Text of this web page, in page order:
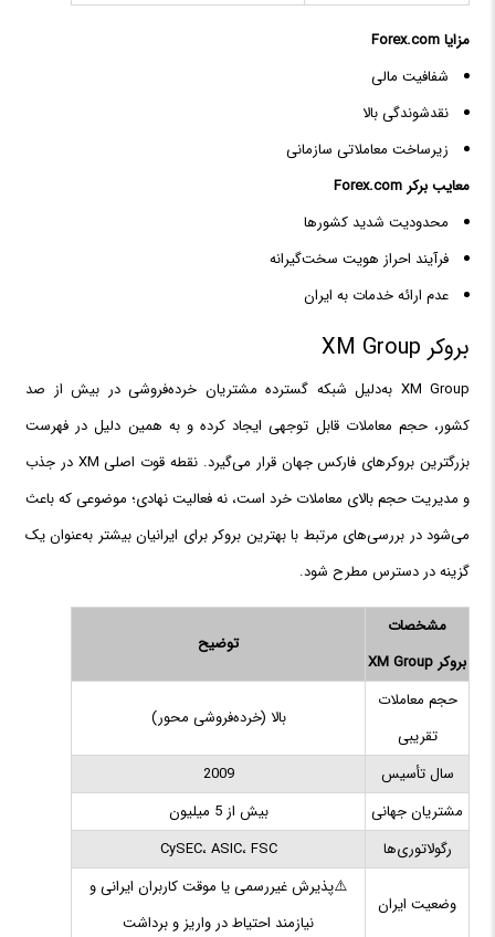
مزایا Forex.com
شفافیت مالی
نقدشوندگی بالا
زیرساخت معاملاتی سازمانی
معایب برکر Forex.com
محدودیت شدید کشورها
فرآیند احراز هویت سخت‌گیرانه
عدم ارائه خدمات به ایران
بروکر XM Group
XM Group به‌دلیل شبکه گسترده مشتریان خرده‌فروشی در بیش از صد
کشور، حجم معاملات قابل توجهی ایجاد کرده و به همین دلیل در فهرست
بزرگترین بروکرهای فارکس جهان قرار می‌گیرد. نقطه قوت اصلی XM در جذب
و مدیریت حجم بالای معاملات خرد است، نه فعالیت نهادی؛ موضوعی که باعث
می‌شود در بررسی‌های مرتبط با بهترین بروکر برای ایرانیان بیشتر به‌عنوان یک
گزینه در دسترس مطرح شود.
مشخصات
بروکر XM Group
توضیح
حجم معاملات
تقریبی
بالا (خرده‌فروشی محور)
سال تأسیس
2009
مشتریان جهانی
بیش از 5 میلیون
رگولاتوری‌ها
CySEC، ASIC، FSC
وضعیت ایران
⚠️پذیرش غیررسمی یا موقت کاربران ایرانی و
نیازمند احتیاط در واریز و برداشت